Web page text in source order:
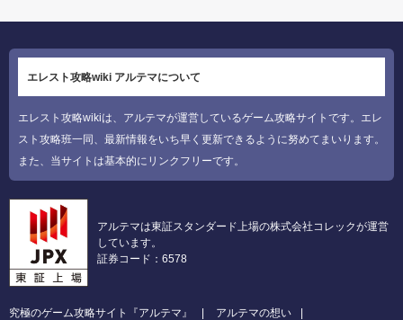
エレスト攻略wiki アルテマについて
エレスト攻略wikiは、アルテマが運営しているゲーム攻略サイトです。エレ
スト攻略班一同、最新情報をいち早く更新できるように努めてまいります。
また、当サイトは基本的にリンクフリーです。
アルテマは東証スタンダード上場の株式会社コレックが運営
しています。
証券コード：6578
究極のゲーム攻略サイト『アルテマ』 アルテマの想い